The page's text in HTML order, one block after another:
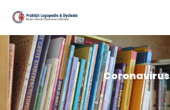
Skip
to
content
Coronavirus